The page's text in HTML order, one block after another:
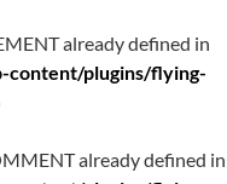
already defined in
plugins/flying-
already defined in